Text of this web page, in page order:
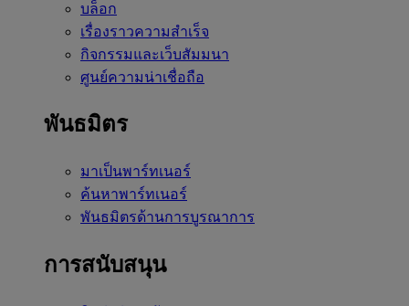
บล็อก
เรื่องราวความสำเร็จ
กิจกรรมและเว็บสัมมนา
ศูนย์ความน่าเชื่อถือ
พันธมิตร
มาเป็นพาร์ทเนอร์
ค้นหาพาร์ทเนอร์
พันธมิตรด้านการบูรณาการ
การสนับสนุน